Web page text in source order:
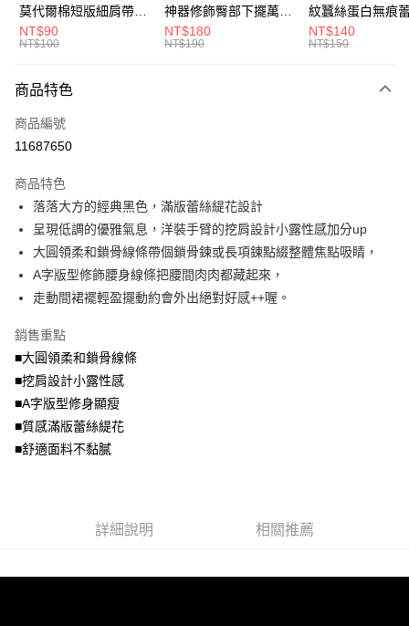
Google Pay
大哥付你分期
【大哥付你分期使用說明】
2.付款方式選擇「大哥付你分期」，訂單成立後會自動跳轉到大哥付的交易
流程，驗證手機門號後，選擇欲分期的期數、繳款截止日，確認付款後即完
3.實際核准額度、可分期數及費用金額請依後續交易確認頁面所載為準。
4.訂單成立30分鐘內，如未前往確認交易或遇審核未通過，訂單將自動取
消。如遇「轉專審核」未通過狀況，表示未達大哥付你分期系統評分，恕無
法說明評估內容。
1.分期款項不併入電信帳單，「大哥付你分期」於每月結算日後寄送繳費提
醒簡訊。
2.透過簡訊連結打開帳單後，可選擇「超商條碼／台灣大直營門市／銀行轉
帳／街口支付／iPASS MONEY」等通路繳費。
【注意事項】
1.本服務係由「台灣大哥大股份有限公司」（以下簡稱本公司）所提供，讓
用戶於交易時，得透過本服務購買商品或服務，並由商店將買賣／分期付款
買賣價金債權讓與本公司後，依約使用本公司帳單繳交帳款。
2.基於同意付款使用「大哥付你分期」之契約關係目的，商店將以您的個人
資料（包含姓名、電話或地址）提供予台灣大哥大進項蒐集、處理及利用，
3.完整用戶服務條款，請詳閱以下連結：
運送方式
全家取貨付款
每筆NT$70，滿NT$699(含以上)免運費
付款後全家取貨
7-11取貨付款
付款後7-11取貨
每筆NT$70，滿NT$699(含以上)免運費
每筆NT$100，滿NT$1,000(含以上)免運費
莫代爾棉短版細肩帶素
色背心(白.黑.灰L-2L)-
U582眼圈熊中大尺碼
NT$90
NT$100
神器修飾臀部下擺萬用
內搭裙/遮臀裙(黑2L-
6L)-Q155眼圈熊中大
NT$180
NT$190
紋蠶絲蛋白無痕
角內褲(白.粉.藍.
3L)-L28眼圈熊中
NT$140
NT$150
商品特色
商品編號
11687650
商品特色
落落大方的經典黑色，滿版蕾絲緹花設計
呈現低調的優雅氣息，洋裝手臂的挖肩設計小露性感加分up
大圓領柔和鎖骨線條帶個鎖骨鍊或長項鍊點綴整體焦點吸睛，
A字版型修飾腰身線條把腰間肉肉都藏起來，
走動間裙襬輕盈擺動約會外出絕對好感++喔。
銷售重點
■大圓領柔和鎖骨線條
■挖肩設計小露性感
■A字版型修身顯瘦
■質感滿版蕾絲緹花
■舒適面料不黏膩
詳細說明 相關推薦